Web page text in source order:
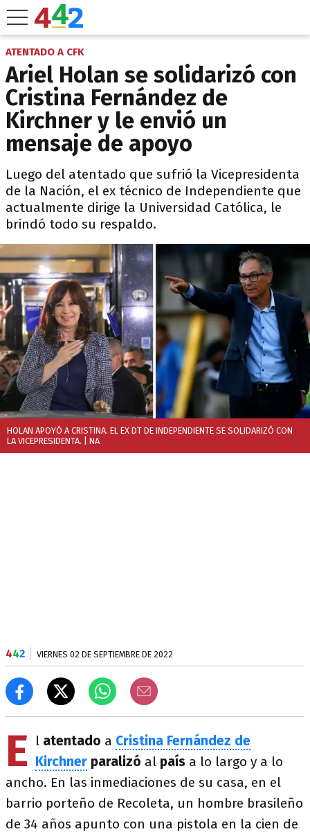
ATENTADO A CFK
Ariel Holan se solidarizó con
Cristina Fernández de
Kirchner y le envió un
mensaje de apoyo
Luego del atentado que sufrió la Vicepresidenta
de la Nación, el ex técnico de Independiente que
actualmente dirige la Universidad Católica, le
brindó todo su respaldo.
HOLAN APOYÓ A CRISTINA. EL EX DT DE INDEPENDIENTE SE SOLIDARIZÓ CON
LA VICEPRESIDENTA. | NA
442 VIERNES 02 DE SEPTIEMBRE DE 2022
E l atentado a Cristina Fernández de
Kirchner paralizó al país a lo largo y a lo
ancho. En las inmediaciones de su casa, en el
barrio porteño de Recoleta, un hombre brasileño
de 34 años apunto con una pistola en la cien de